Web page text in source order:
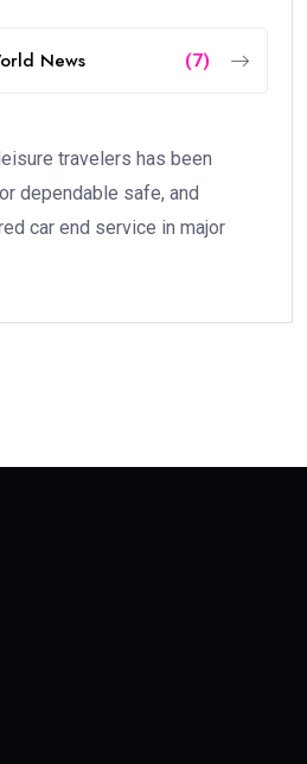
News (7)
travelers has been
dependable safe, and
car end service in major